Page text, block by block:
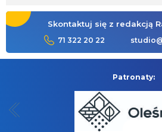
Skontaktuj się z redakcją
71 322 20 22
Patronaty: